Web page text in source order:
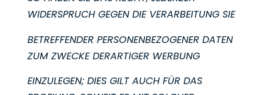
WIDERSPRUCH GEGEN DIE VERARBEITUNG SIE
BETREFFENDER PERSONENBEZOGENER DATEN
ZUM ZWECKE DERARTIGER WERBUNG
EINZULEGEN; DIES GILT AUCH FÜR DAS